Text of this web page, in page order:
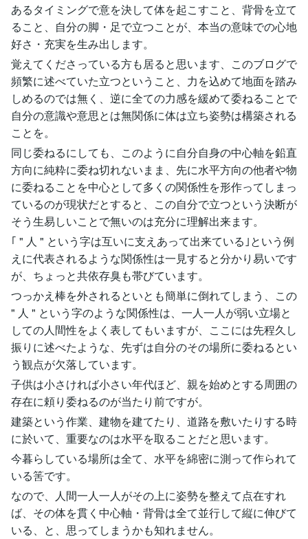
あるタイミングで意を決して体を起こすこと、背骨を立て
ること、自分の脚・足で立つことが、本当の意味での心地
好さ・充実を生み出します。
覚えてくださっている方も居ると思います、このブログで
頻繁に述べていた立つということ、力を込めて地面を踏み
しめるのでは無く、逆に全ての力感を緩めて委ねることで
自分の意識や意思とは無関係に体は立ち姿勢は構築される
ことを。
同じ委ねるにしても、このように自分自身の中心軸を鉛直
方向に純粋に委ね切れないまま、先に水平方向の他者や物
に委ねることを中心として多くの関係性を形作ってしまっ
ているのが現状だとすると、この自分で立つという決断が
そう生易しいことで無いのは充分に理解出来ます。
｢ " 人 " という字は互いに支えあって出来ている｣という例
えに代表されるような関係性は一見すると分かり易いです
が、ちょっと共依存臭も帯びています。
つっかえ棒を外されるといとも簡単に倒れてしまう、この
" 人 " という字のような関係性は、一人一人が弱い立場と
しての人間性をよく表してもいますが、ここには先程久し
振りに述べたような、先ずは自分のその場所に委ねるとい
う観点が欠落しています。
子供は小さければ小さい年代ほど、親を始めとする周囲の
存在に頼り委ねるのが当たり前ですが。
建築という作業、建物を建てたり、道路を敷いたりする時
に於いて、重要なのは水平を取ることだと思います。
今暮らしている場所は全て、水平を綿密に測って作られて
いる筈です。
なので、人間一人一人がその上に姿勢を整えて点在すれ
ば、その体を貫く中心軸・背骨は全て並行して縦に伸びて
いる、と、思ってしまうかも知れません。